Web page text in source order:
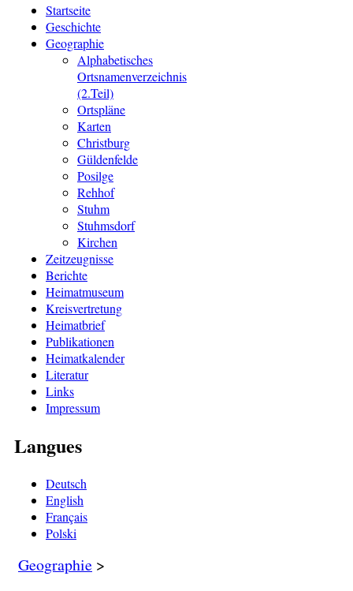
Startseite
Geschichte
Geographie
Alphabetisches
Ortsnamenverzeichnis
(2.Teil)
Ortspläne
Karten
Christburg
Güldenfelde
Posilge
Rehhof
Stuhm
Stuhmsdorf
Kirchen
Zeitzeugnisse
Berichte
Heimatmuseum
Kreisvertretung
Heimatbrief
Publikationen
Heimatkalender
Literatur
Links
Impressum
Langues
Deutsch
English
Français
Polski
Geographie >